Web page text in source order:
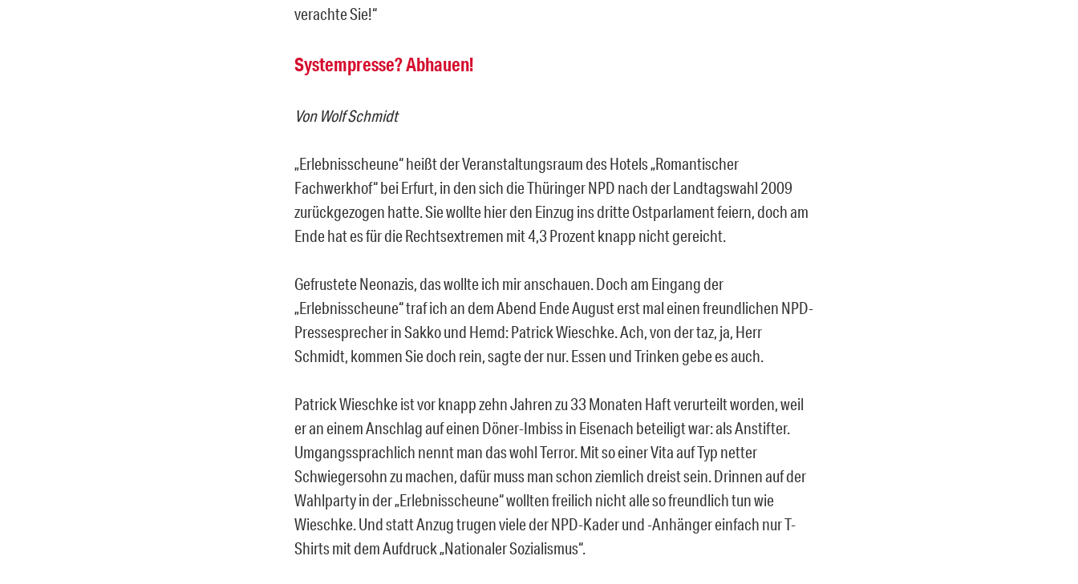
verachte Sie!“
Systempresse? Abhauen!
Von Wolf Schmidt
„Erlebnisscheune“ heißt der Veranstaltungsraum des Hotels „Romantischer
Fachwerkhof“ bei Erfurt, in den sich die Thüringer NPD nach der Landtagswahl 2009
zurückgezogen hatte. Sie wollte hier den Einzug ins dritte Ostparlament feiern, doch am
Ende hat es für die Rechtsextremen mit 4,3 Prozent knapp nicht gereicht.
Gefrustete Neonazis, das wollte ich mir anschauen. Doch am Eingang der
„Erlebnisscheune“ traf ich an dem Abend Ende August erst mal einen freundlichen NPD-
Pressesprecher in Sakko und Hemd: Patrick Wieschke. Ach, von der taz, ja, Herr
Schmidt, kommen Sie doch rein, sagte der nur. Essen und Trinken gebe es auch.
Patrick Wieschke ist vor knapp zehn Jahren zu 33 Monaten Haft verurteilt worden, weil
er an einem Anschlag auf einen Döner-Imbiss in Eisenach beteiligt war: als Anstifter.
Umgangssprachlich nennt man das wohl Terror. Mit so einer Vita auf Typ netter
Schwiegersohn zu machen, dafür muss man schon ziemlich dreist sein. Drinnen auf der
Wahlparty in der „Erlebnisscheune“ wollten freilich nicht alle so freundlich tun wie
Wieschke. Und statt Anzug trugen viele der NPD-Kader und -Anhänger einfach nur T-
Shirts mit dem Aufdruck „Nationaler Sozialismus“.